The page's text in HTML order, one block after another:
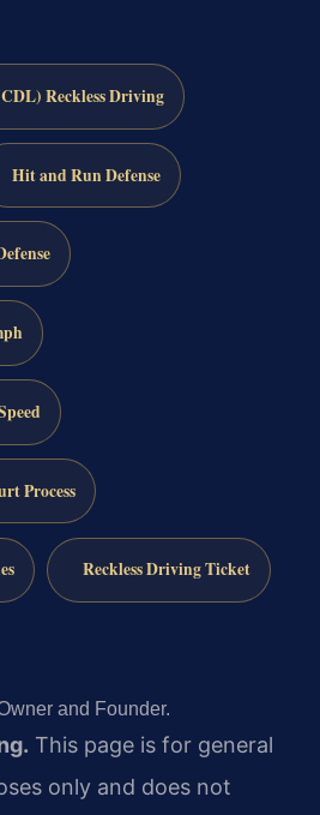
Reckless Driving
Hit and Run Defense
Process
Reckless Driving Ticket
and Founder.
This page is for general
only and does not